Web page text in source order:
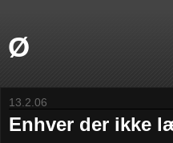
Ø
13.2.06
Enhver der ikke